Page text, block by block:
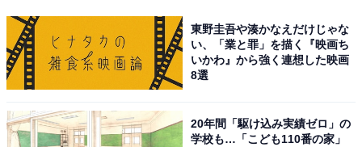
東野圭吾や湊かなえだけじゃな
い、「業と罪」を描く『映画ち
いかわ』から強く連想した映画
8選
20年間「駆け込み実績ゼロ」の
学校も…「こども110番の家」